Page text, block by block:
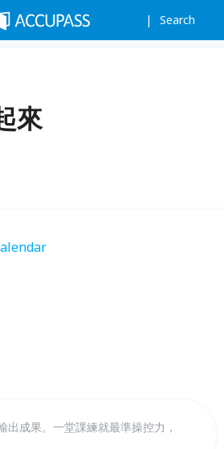
Search
來
成果。一堂課練就最準操控力，